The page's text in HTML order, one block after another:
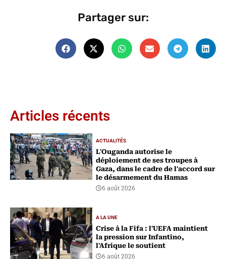
Partager sur:
Articles récents
ACTUALITÉS
L'Ouganda autorise le
déploiement de ses troupes à
Gaza, dans le cadre de l'accord sur
le désarmement du Hamas
6 août 2026
A LA UNE
Crise à la Fifa : l'UEFA maintient
la pression sur Infantino,
l'Afrique le soutient
6 août 2026